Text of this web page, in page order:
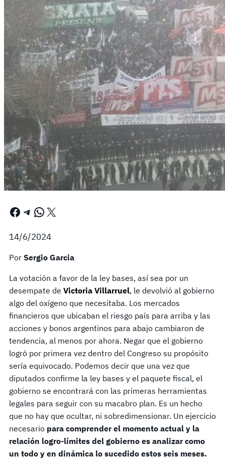
Facebook Telegram WhatsApp X
14/6/2024
Por Sergio Garcia
La votación a favor de la ley bases, así sea por un
desempate de Victoria Villarruel, le devolvió al gobierno
algo del oxígeno que necesitaba. Los mercados
financieros que ubicaban el riesgo país para arriba y las
acciones y bonos argentinos para abajo cambiaron de
tendencia, al menos por ahora. Negar que el gobierno
logró por primera vez dentro del Congreso su propósito
sería equivocado. Podemos decir que una vez que
diputados confirme la ley bases y el paquete fiscal, el
gobierno se encontrará con las primeras herramientas
legales para seguir con su macabro plan. Es un hecho
que no hay que ocultar, ni sobredimensionar. Un ejercicio
necesario para comprender el momento actual y la
relación logro-límites del gobierno es analizar como
un todo y en dinámica lo sucedido estos seis meses.